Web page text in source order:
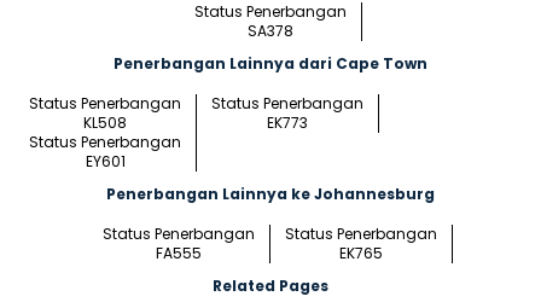
Status Penerbangan
SA378
Penerbangan Lainnya dari Cape Town
Status Penerbangan
KL508
Status Penerbangan
EK773
Status Penerbangan
EY601
Penerbangan Lainnya ke Johannesburg
Status Penerbangan
FA555
Status Penerbangan
EK765
Related Pages